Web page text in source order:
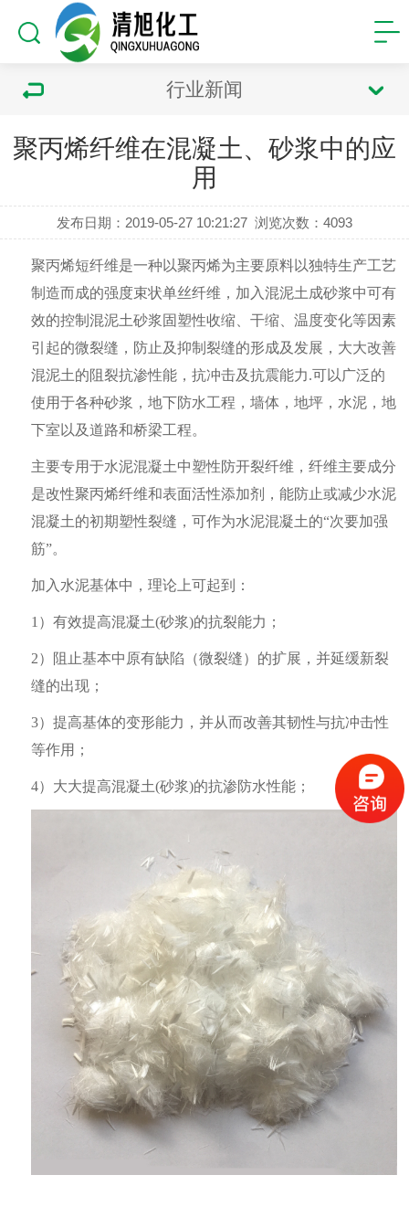
行业新闻
聚丙烯纤维在混凝土、砂浆中的应
用
发布日期：2019-05-27 10:21:27 浏览次数：4093
聚丙烯短纤维是一种以聚丙烯为主要原料以独特生产工艺
制造而成的强度束状单丝纤维，加入混泥土成砂浆中可有
效的控制混泥土砂浆固塑性收缩、干缩、温度变化等因素
引起的微裂缝，防止及抑制裂缝的形成及发展，大大改善
混泥土的阻裂抗渗性能，抗冲击及抗震能力.可以广泛的
使用于各种砂浆，地下防水工程，墙体，地坪，水泥，地
下室以及道路和桥梁工程。
主要专用于水泥混凝土中塑性防开裂纤维，纤维主要成分
是改性聚丙烯纤维和表面活性添加剂，能防止或减少水泥
混凝土的初期塑性裂缝，可作为水泥混凝土的“次要加强
筋”。
加入水泥基体中，理论上可起到：
1）有效提高混凝土(砂浆)的抗裂能力；
2） 阻止基本中原有缺陷（微裂缝）的扩展，并延缓新裂
缝的出现；
3）提高基体的变形能力，并从而改善其韧性与抗冲击性
等作用；
4） 大大提高混凝土(砂浆)的抗渗防水性能；